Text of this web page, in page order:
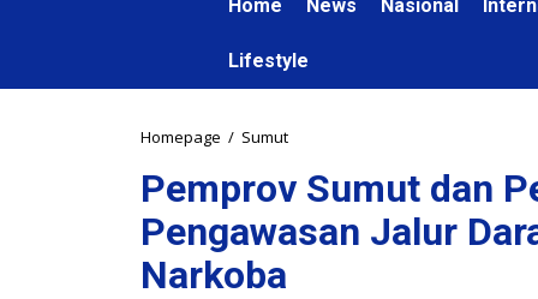
Home News Nasional
Lifestyle
Homepage / Sumut
m
p
r
Pemprov Sumut dan
Pengawasan Jalur
Narkoba